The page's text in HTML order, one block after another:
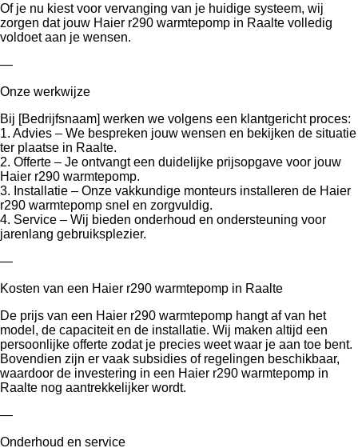
Of je nu kiest voor vervanging van je huidige systeem, wij
zorgen dat jouw Haier r290 warmtepomp in Raalte volledig
voldoet aan je wensen.
—
Onze werkwijze
Bij [Bedrijfsnaam] werken we volgens een klantgericht proces:
1. Advies – We bespreken jouw wensen en bekijken de situatie
ter plaatse in Raalte.
2. Offerte – Je ontvangt een duidelijke prijsopgave voor jouw
Haier r290 warmtepomp.
3. Installatie – Onze vakkundige monteurs installeren de Haier
r290 warmtepomp snel en zorgvuldig.
4. Service – Wij bieden onderhoud en ondersteuning voor
jarenlang gebruiksplezier.
—
Kosten van een Haier r290 warmtepomp in Raalte
De prijs van een Haier r290 warmtepomp hangt af van het
model, de capaciteit en de installatie. Wij maken altijd een
persoonlijke offerte zodat je precies weet waar je aan toe bent.
Bovendien zijn er vaak subsidies of regelingen beschikbaar,
waardoor de investering in een Haier r290 warmtepomp in
Raalte nog aantrekkelijker wordt.
—
Onderhoud en service